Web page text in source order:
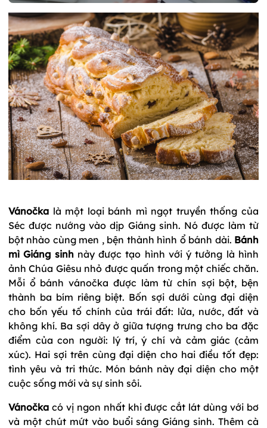
Vánočka là một loại bánh mì ngọt truyền thống của
Séc được nướng vào dịp Giáng sinh. Nó được làm từ
bột nhào cùng men , bện thành hình ổ bánh dài. Bánh
mì Giáng sinhnày được tạo hình với ý tưởng là hình
ảnh Chúa Giêsu nhỏ được quấn trong một chiếc chăn.
Mỗi ổ bánh vánočka được làm từ chín sợi bột, bện
thành ba bím riêng biệt. Bốn sợi dưới cùng đại diện
cho bốn yếu tố chính của trái đất: lửa, nước, đất và
không khí. Ba sợi dây ở giữa tượng trưng cho ba đặc
điểm của con người: lý trí, ý chí và cảm giác (cảm
xúc). Hai sợi trên cùng đại diện cho hai điều tốt đẹp:
tình yêu và tri thức. Món bánh này đại diện cho một
cuộc sống mới và sự sinh sôi.
Vánočka có vị ngon nhất khi được cắt lát dùng với bơ
và một chút mứt vào buổi sáng Giáng sinh. Thêm cà